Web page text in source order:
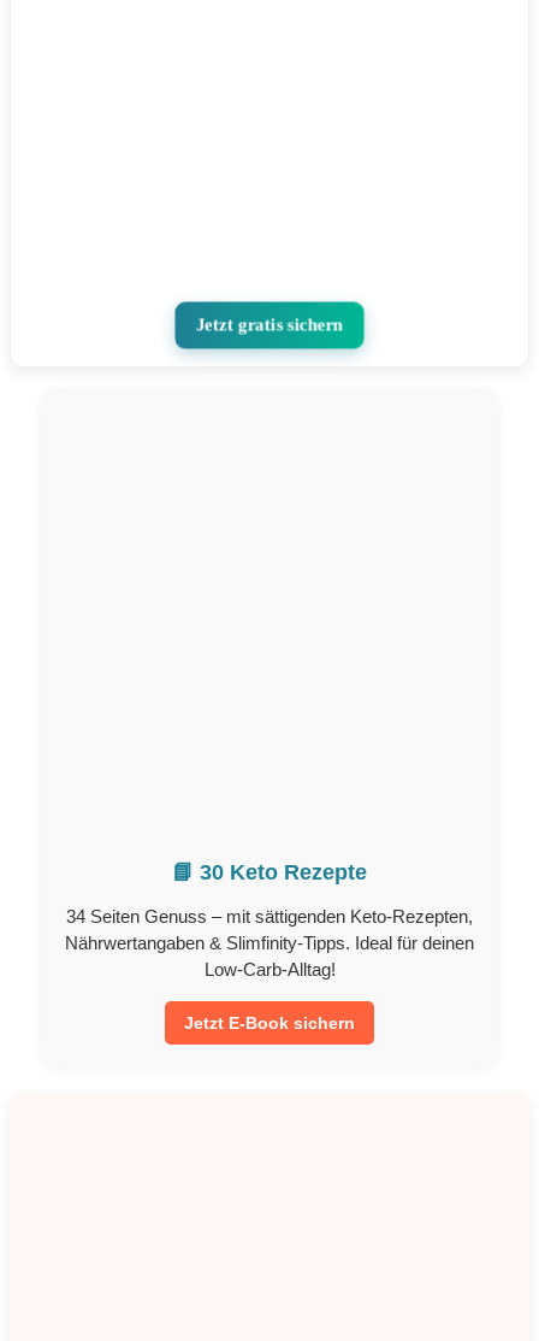
Jetzt gratis sichern
📘 30 Keto Rezepte
34 Seiten Genuss – mit sättigenden Keto-Rezepten,
Nährwertangaben & Slimfinity-Tipps. Ideal für deinen
Low-Carb-Alltag!
Jetzt E-Book sichern